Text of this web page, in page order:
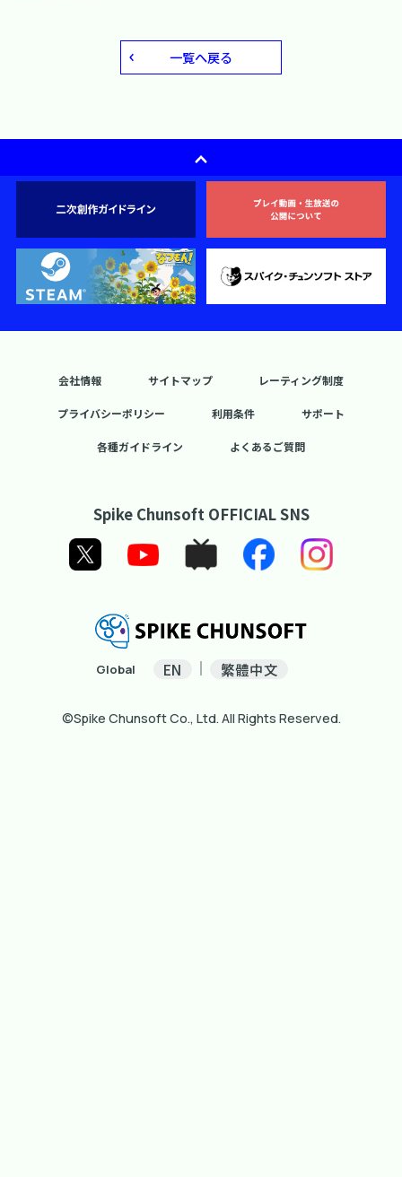
一覧へ戻る
会社情報 サイトマップ レーティング制度
プライバシーポリシー 利用条件 サポート
各種ガイドライン よくあるご質問
Spike Chunsoft OFFICIAL SNS
Global EN 繁體中文
©Spike Chunsoft Co., Ltd. All Rights Reserved.